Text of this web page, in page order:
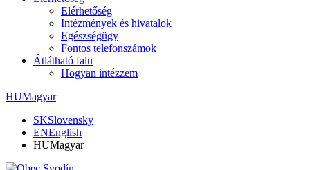
Elérhetőség
Intézmények és hivatalok
Egészségügy
Fontos telefonszámok
Átlátható falu
Hogyan intézzem
HUMagyar
SKSlovensky
ENEnglish
HUMagyar